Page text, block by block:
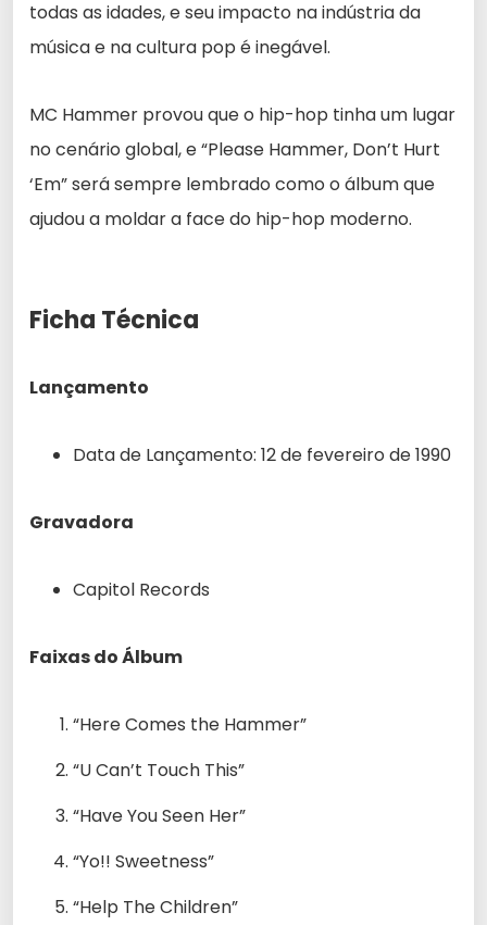
todas as idades, e seu impacto na indústria da
música e na cultura pop é inegável.
MC Hammer provou que o hip-hop tinha um lugar
no cenário global, e “Please Hammer, Don’t Hurt
‘Em” será sempre lembrado como o álbum que
ajudou a moldar a face do hip-hop moderno.
Ficha Técnica
Lançamento
Data de Lançamento: 12 de fevereiro de 1990
Gravadora
Capitol Records
Faixas do Álbum
“Here Comes the Hammer”
“U Can’t Touch This”
“Have You Seen Her”
“Yo!! Sweetness”
“Help The Children”